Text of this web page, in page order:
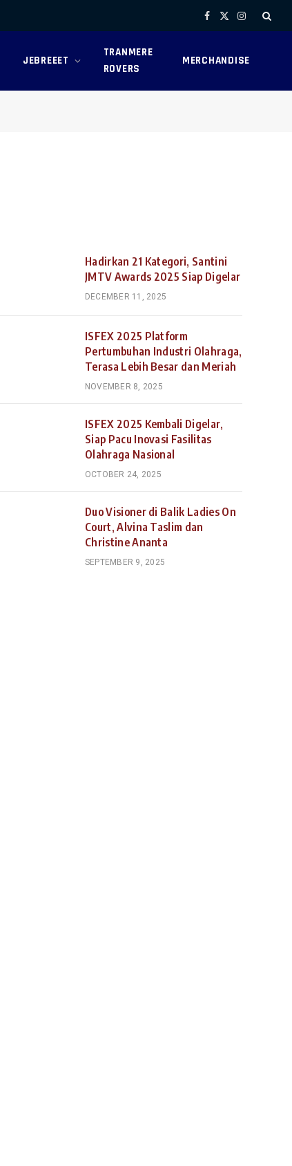
Facebook
X
Instagram
JEBREEET
TRANMERE
ROVERS
MERCHANDISE
Hadirkan 21 Kategori, Santini
JMTV Awards 2025 Siap Digelar
DECEMBER 11, 2025
ISFEX 2025 Platform
Pertumbuhan Industri Olahraga,
Terasa Lebih Besar dan Meriah
NOVEMBER 8, 2025
ISFEX 2025 Kembali Digelar,
Siap Pacu Inovasi Fasilitas
Olahraga Nasional
OCTOBER 24, 2025
Duo Visioner di Balik Ladies On
Court, Alvina Taslim dan
Christine Ananta
SEPTEMBER 9, 2025